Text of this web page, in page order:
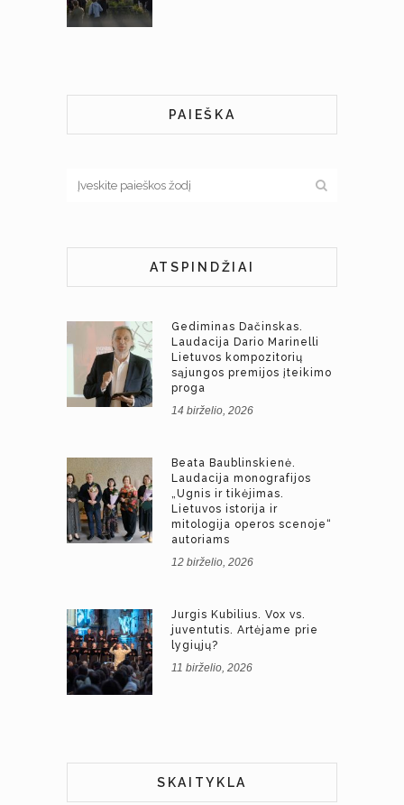
PAIEŠKA
ATSPINDŽIAI
Gediminas Dačinskas.
Laudacija Dario Marinelli
Lietuvos kompozitorių
sąjungos premijos įteikimo
proga
14 birželio, 2026
Beata Baublinskienė.
Laudacija monografijos
„Ugnis ir tikėjimas.
Lietuvos istorija ir
mitologija operos scenoje“
autoriams
12 birželio, 2026
Jurgis Kubilius. Vox vs.
juventutis. Artėjame prie
lygiųjų?
11 birželio, 2026
SKAITYKLA